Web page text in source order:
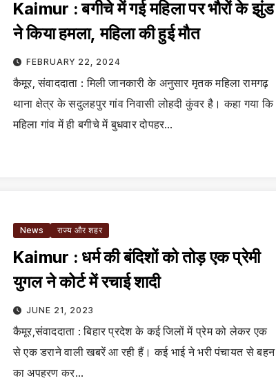
Kaimur : बगीचे में गई महिला पर भौरों के झुंड
ने किया हमला, महिला की हुई मौत
FEBRUARY 22, 2024
कैमूर, संवाददाता : मिली जानकारी के अनुसार मृतक महिला रामगढ़
थाना क्षेत्र के सदुलहपुर गांव निवासी लोहदी कुंवर है। कहा गया कि
महिला गांव में ही बगीचे में बुधवार दोपहर…
News राज्य और शहर
Kaimur : धर्म की बंदिशों को तोड़ एक प्रेमी
युगल ने कोर्ट में रचाई शादी
JUNE 21, 2023
कैमूर,संवाददाता : बिहार प्रदेश के कई जिलों में प्रेम को लेकर एक
से एक डराने वाली खबरें आ रही हैं। कई भाई ने भरी पंचायत से बहन
का अपहरण कर…